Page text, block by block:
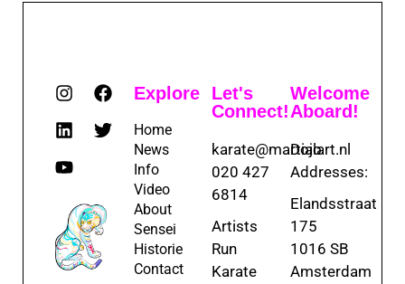
Explore
Home
News
Info
Video
About
Sensei
Historie
Contact
Let's
Connect!
karate@martialart.nl
020 427
6814
Artists
Run
Karate
Welcome
Aboard!
Dojo
Addresses:
Elandsstraat
175
1016 SB
Amsterdam